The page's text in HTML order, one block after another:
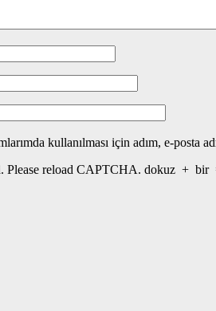
kullanılması için adım, e-posta
Please reload CAPTCHA. dokuz + bir